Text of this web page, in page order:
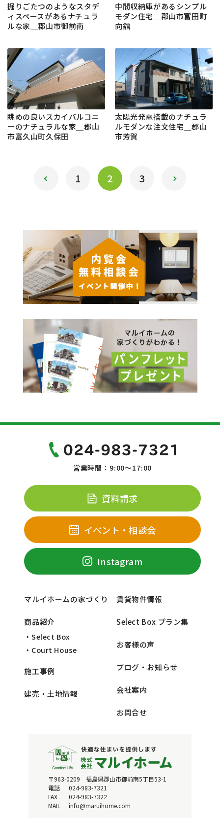
掘りごたつのようなスタデ
ィスペースがあるナチュラ
ルな家＿郡山市御前南
中間収納庫があるシンプル
モダン住宅＿郡山市富田町
向舘
眺めの良いスカイバルコニ
ーのナチュラルな家＿郡山
市富久山町久保田
太陽光発電搭載のナチュラ
ルモダンな注文住宅＿郡山
市芳賀
1 2 3
〒963-0209 福島県郡山市御前南5丁目53-1
電話
024-983-7321
FAX
024-983-7322
MAIL
info@maruihome.com
営業時間：9:00～17:00
資料請求
イベント・相談会
Instagram
マルイホームの家づくり
商品紹介
・Select Box
・Court House
施工事例
建売・土地情報
賃貸物件情報
Select Box プラン集
お客様の声
ブログ・お知らせ
会社案内
お問合せ